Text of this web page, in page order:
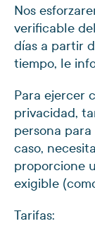
Nos
verificable
días a partir
tiempo, le
Para ejercer
privacidad,
persona
caso,
proporcione
exigible
Tarifas: